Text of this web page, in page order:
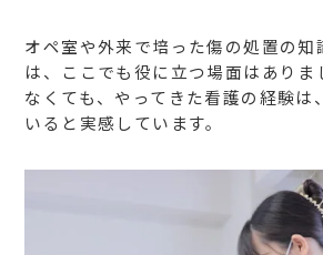
オペ室や外来で培った傷の処置の知
は、ここでも役に立つ場面はありま
なくても、やってきた看護の経験は
いると実感しています。